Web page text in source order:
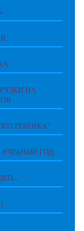
НА
РЕБЕНКА"
УЧЕБНЫЙ ГОД
"